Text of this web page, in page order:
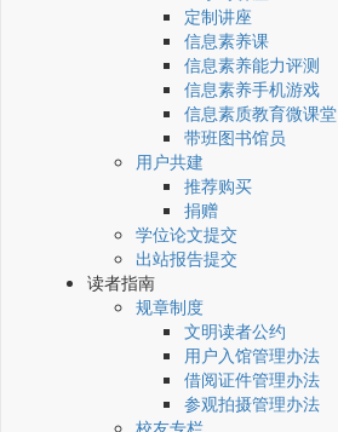
定制讲座
信息素养课
信息素养能力评测
信息素养手机游戏
信息素质教育微课堂
带班图书馆员
用户共建
推荐购买
捐赠
学位论文提交
出站报告提交
读者指南
规章制度
文明读者公约
用户入馆管理办法
借阅证件管理办法
参观拍摄管理办法